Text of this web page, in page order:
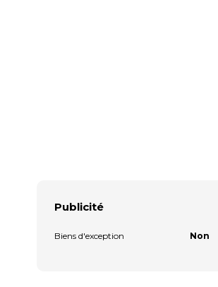
Publicité
Biens d'exception Non